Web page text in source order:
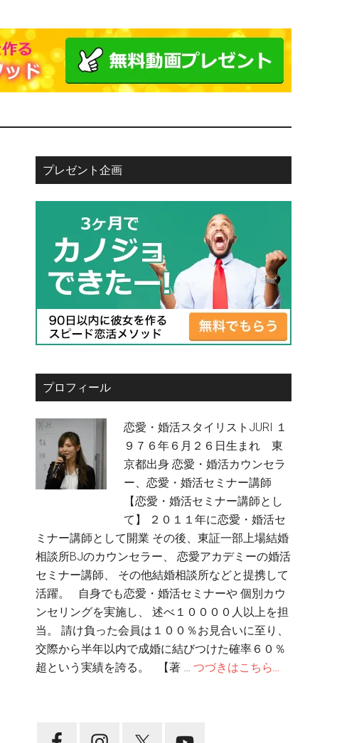
プレゼント企画
プロフィール
恋愛・婚活スタイリストJURI １
９７６年６月２６日生まれ 東
京都出身 恋愛・婚活カウンセラ
ー、恋愛・婚活セミナー講師
【恋愛・婚活セミナー講師とし
て】 ２０１１年に恋愛・婚活セ
ミナー講師として開業 その後、東証一部上場結婚
相談所BJのカウンセラー、 恋愛アカデミーの婚活
セミナー講師、 その他結婚相談所などと提携して
活躍。 自身でも恋愛・婚活セミナーや 個別カウ
ンセリングを実施し、 述べ１００００人以上を担
当。 請け負った会員は１００％お見合いに至り、
交際から半年以内で成婚に結びつけた確率６０％
超という実績を誇る。 【著 … つづきはこちら...